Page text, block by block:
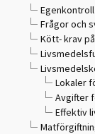
Egenkontroll
Frågor och
Kött- krav
Lokaler
Avgifter
Effektiv